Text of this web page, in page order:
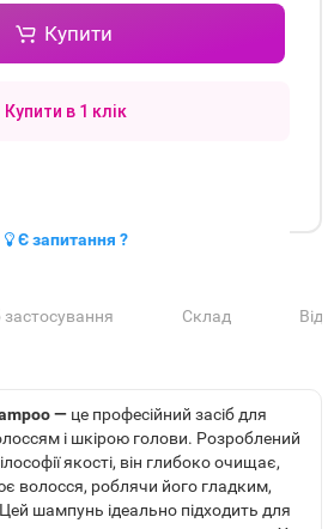
Купити
Купити в 1 клік
Є запитання ?
застосування Склад
— це професійний засіб для
і шкірою голови. Розроблений
якості, він глибоко очищає,
волосся, роблячи його гладким,
шампунь ідеально підходить для